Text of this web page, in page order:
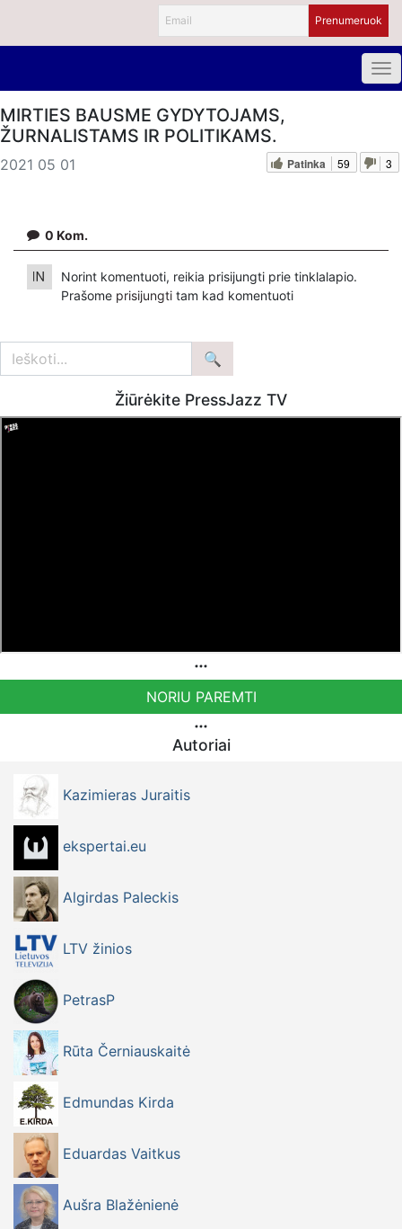
MIRTIES BAUSME GYDYTOJAMS,
ŽURNALISTAMS IR POLITIKAMS.
2021 05 01 Patinka 59 3
0 Kom.
Norint komentuoti, reikia prisijungti prie tinklalapio.
Prašome prisijungti tam kad komentuoti
Žiūrėkite PressJazz TV
NORIU PAREMTI
Autoriai
Kazimieras Juraitis
ekspertai.eu
Algirdas Paleckis
LTV žinios
PetrasP
Rūta Černiauskaitė
Edmundas Kirda
Eduardas Vaitkus
Aušra Blažėnienė